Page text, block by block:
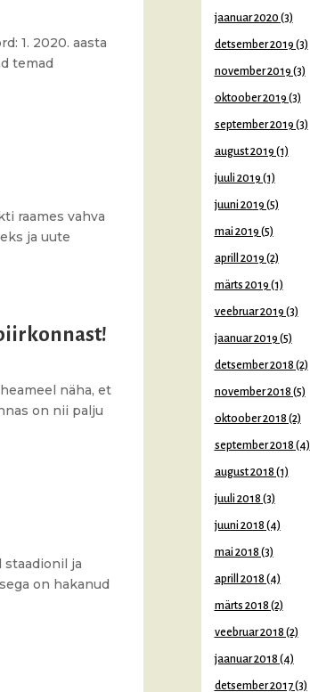
1. 2020. aasta
temad
raames vahva
ja uute
näha, et
on nii palju
staadionil ja
on hakanud
jaanuar 2020 (3)
detsember 2019 (3)
november 2019 (3)
oktoober 2019 (3)
september 2019 (3)
august 2019 (1)
juuli 2019 (1)
juuni 2019 (5)
mai 2019 (5)
aprill 2019 (2)
märts 2019 (1)
veebruar 2019 (3)
jaanuar 2019 (5)
detsember 2018 (2)
november 2018 (5)
oktoober 2018 (2)
september 2018 (4)
august 2018 (1)
juuli 2018 (3)
juuni 2018 (4)
mai 2018 (3)
aprill 2018 (4)
märts 2018 (2)
veebruar 2018 (2)
jaanuar 2018 (4)
detsember 2017(3)